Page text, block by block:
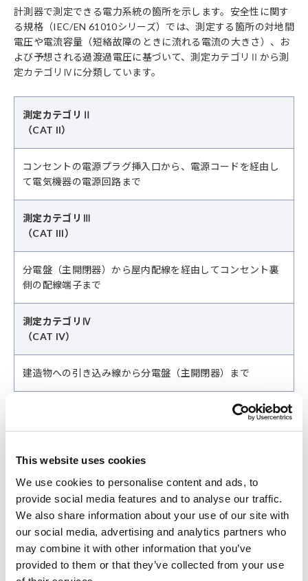
This website uses cookies
We use cookies to personalise content and ads, to
provide social media features and to analyse our traffic.
We also share information about your use of our site with
our social media, advertising and analytics partners who
may combine it with other information that you’ve
provided to them or that they’ve collected from your use
計測器で測定できる電力系統の箇所を示します。安全性に関す
る規格（IEC/EN 61010シリーズ）では、測定する箇所の対地間
電圧や電流容量（短絡故障のときに流れる電流の大きさ）、お
よび予想される過渡過電圧に基づいて、測定カテゴリⅡから測
定カテゴリⅣに分類しています。
測定カテゴリⅡ
（CAT II）
コンセントの電源プラグ挿入口から、電源コードを経由し
て電気機器の電源回路まで
測定カテゴリⅢ
（CAT III）
分電盤（主開閉器）から屋内配線を経由してコンセント裏
側の配線端子まで
測定カテゴリⅣ
（CAT IV）
建造物への引き込み線から分電盤（主開閉器）まで
電力系統を測定する場合は、測定箇所の測定カテゴリ以上の定
格（CATⅡ, CATⅢ, CATⅣ）の表示された測定器を使用し、対
て下さい。